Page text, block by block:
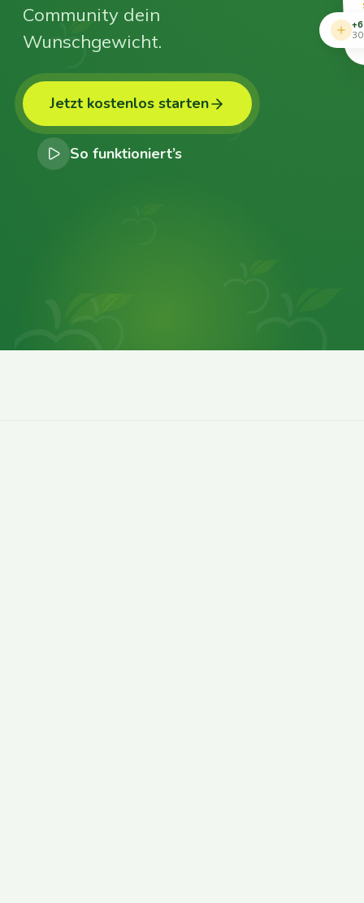
Community dein
Wunschgewicht.
Jetzt kostenlos starten
So funktioniert’s